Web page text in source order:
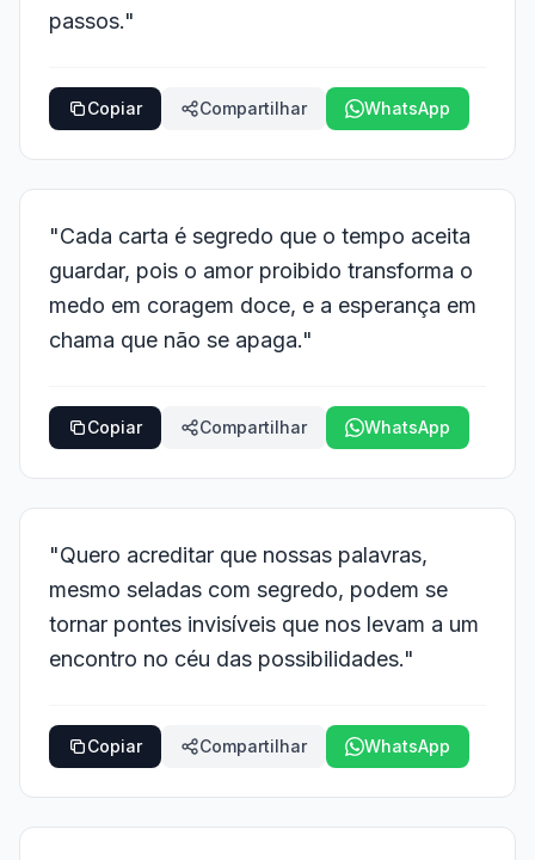
passos."
Copiar Compartilhar WhatsApp
"Cada carta é segredo que o tempo aceita
guardar, pois o amor proibido transforma o
medo em coragem doce, e a esperança em
chama que não se apaga."
Copiar Compartilhar WhatsApp
"Quero acreditar que nossas palavras,
mesmo seladas com segredo, podem se
tornar pontes invisíveis que nos levam a um
encontro no céu das possibilidades."
Copiar Compartilhar WhatsApp